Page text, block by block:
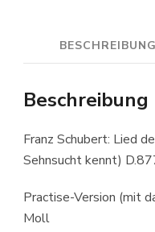
kennt)
e-
moll
PRACTISE
BESCHREIBUNG
Beschreibung
Franz Schubert: Lied
Sehnsucht kennt)
Practise-Version (mit
Moll